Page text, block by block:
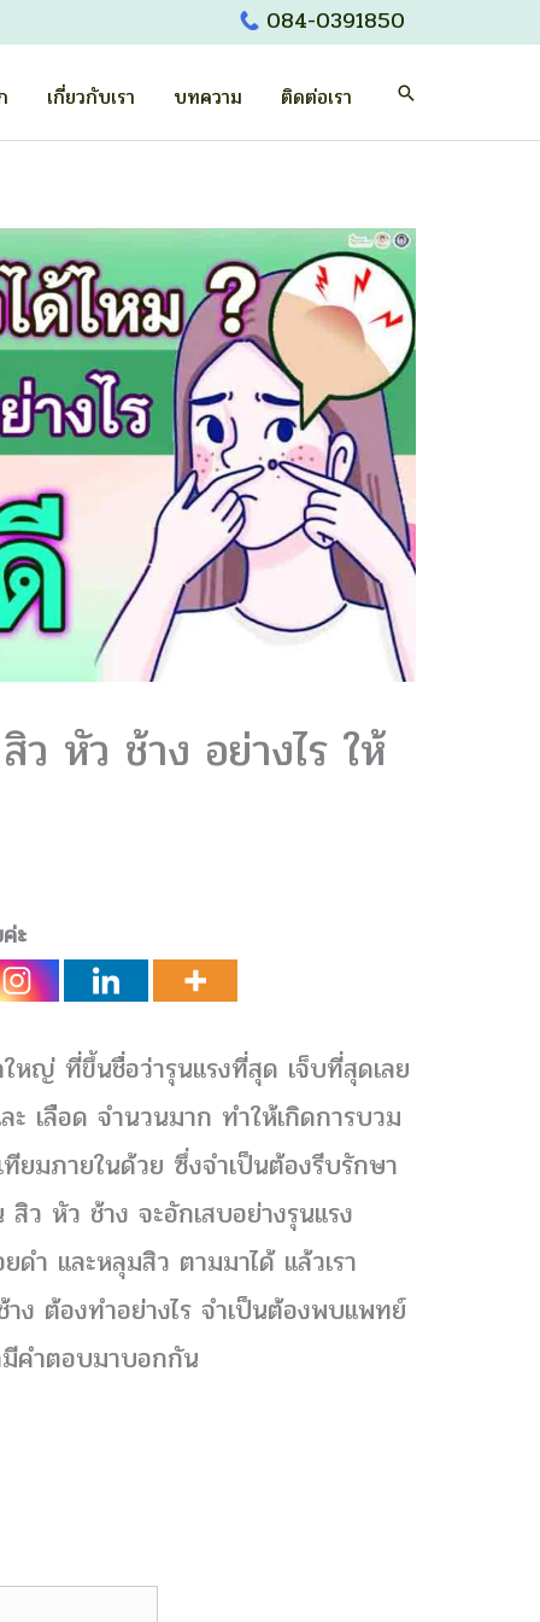
084-0391850
เกี่ยวกับเรา บทความ ติดต่อเรา Search
หัว ช้าง อย่างไร ให้
ะ
หญ่ ที่ขึ้นชื่อว่ารุนแรงที่สุด เจ็บที่สุดเลย
ะ เลือด จำนวนมาก ทำให้เกิดการบวม
ยมภายในด้วย ซึ่งจำเป็นต้องรีบรักษา
ว หัว ช้าง จะอักเสบอย่างรุนแรง
ำ และหลุมสิว ตามมาได้ แล้วเรา
ง ต้องทำอย่างไร จำเป็นต้องพบแพทย์
มีคำตอบมาบอกกัน